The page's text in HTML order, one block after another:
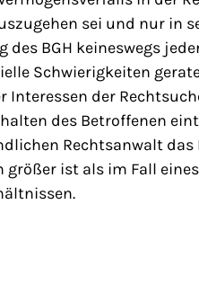
sei und nur in
BGH keineswegs
Schwierigkeiten
Interessen der
des Betroffenen
Rechtsanwalt das
ist als im Fall